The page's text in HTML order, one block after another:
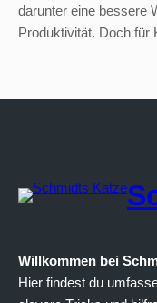
darunter eine bessere
Produktivität. Doch für
Willkommen bei
Hier findest du